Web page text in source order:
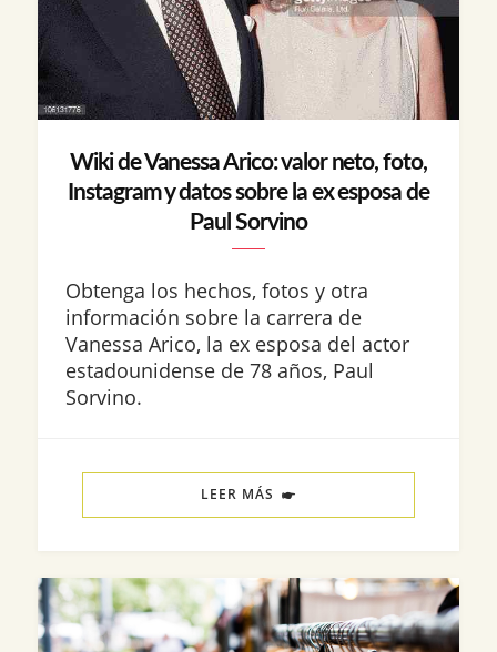
Wiki de Vanessa Arico: valor neto, foto,
Instagram y datos sobre la ex esposa de
Paul Sorvino
Obtenga los hechos, fotos y otra
información sobre la carrera de
Vanessa Arico, la ex esposa del actor
estadounidense de 78 años, Paul
Sorvino.
LEER MÁS